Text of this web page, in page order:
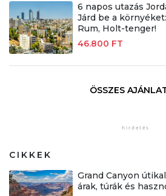
6 napos utazás
Járd be a
Rum, Holt-tenger!
46.800 FT
ÖSSZES
CIKKEK
Grand Canyon
árak, túrák és